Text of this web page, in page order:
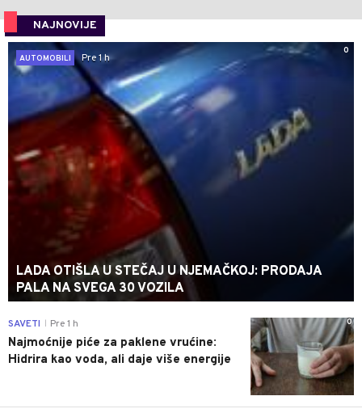
NAJNOVIJE
0
AUTOMOBILI
Pre 1 h
LADA OTIŠLA U STEČAJ U NJEMAČKOJ: PRODAJA
PALA NA SVEGA 30 VOZILA
0
SAVETI Pre 1 h
Najmoćnije piće za paklene vrućine:
Hidrira kao voda, ali daje više energije